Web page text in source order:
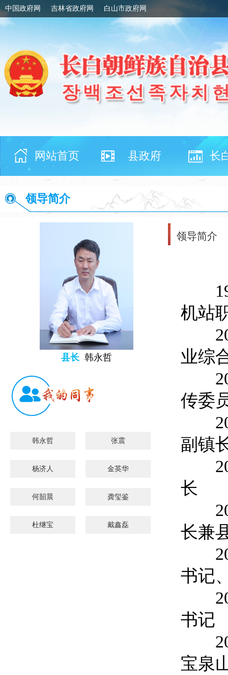
中国政府网 吉林省政府网 白山市政府网
网站首页 县政府 长
领导简介
县长 韩永哲
韩永哲 张震
杨济人 金英华
何韶晨 龚玺鉴
杜继宝 戴鑫磊
领导简介
机站
业综
传委
副镇
长
长兼
书记
书记
宝泉